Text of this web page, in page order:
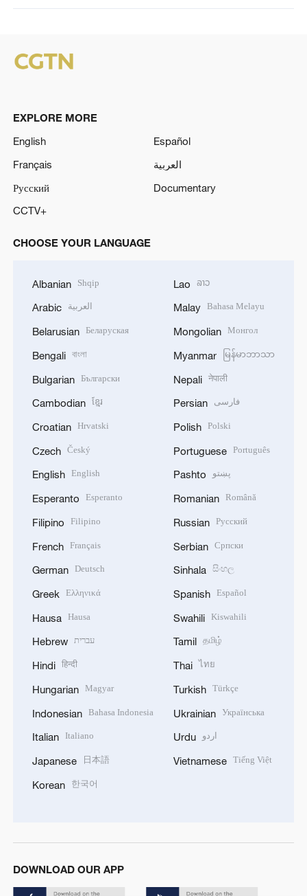
EXPLORE MORE
English
Español
Français
العربية
Русский
Documentary
CCTV+
CHOOSE YOUR LANGUAGE
Albanian Shqip
Arabic العربية
Belarusian Беларуская
Bengali বাংলা
Bulgarian Български
Cambodian ខ្មែរ
Croatian Hrvatski
Czech Český
English English
Esperanto Esperanto
Filipino Filipino
French Français
German Deutsch
Greek Ελληνικά
Hausa Hausa
Hebrew עברית
Hindi हिन्दी
Hungarian Magyar
Indonesian Bahasa Indonesia
Italian Italiano
Japanese 日本語
Korean 한국어
Lao ລາວ
Malay Bahasa Melayu
Mongolian Монгол
Myanmar မြန်မာဘာသာ
Nepali नेपाली
Persian فارسی
Polish Polski
Portuguese Português
Pashto پښتو
Romanian Română
Russian Русский
Serbian Српски
Sinhala සිංහල
Spanish Español
Swahili Kiswahili
Tamil தமிழ்
Thai ไทย
Turkish Türkçe
Ukrainian Українська
Urdu اردو
Vietnamese Tiếng Việt
DOWNLOAD OUR APP